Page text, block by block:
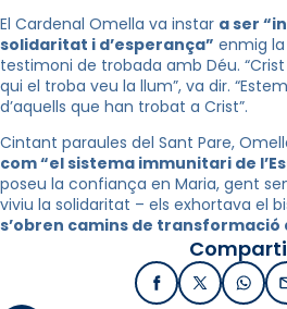
El Cardenal Omella va instar a ser
solidaritat i d’esperança” enmig
testimoni de trobada amb Déu.
qui el troba veu la llum”, va dir.
d’aquells que han trobat a Crist”.
Cintant paraules del Sant Pare,
com “el sistema immunitari de
poseu la confiança en Maria, gent
viviu la solidaritat – els exhortava el
s’obren camins de transformació
FacebookX / Twitter